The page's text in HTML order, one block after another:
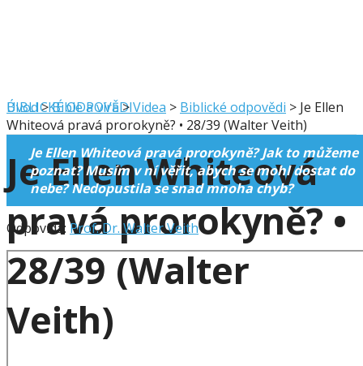
BIBLICKÉ ODPOVĚDI
Je Ellen Whiteová
pravá prorokyně? •
28/39 (Walter
Veith)
Úvod>Bible a víra>Videa > Biblické odpovědi > Je Ellen
Whiteová pravá prorokyně? • 28/39 (Walter Veith)
Je Ellen Whiteová pravá prorokyně? Jak to můžeme
poznat? Musím v ní věřit, abych se mohl dostat do
nebe? Nedopustila se snad mnoha chyb?
Odpovídá: Prof. Dr. Walter Veith